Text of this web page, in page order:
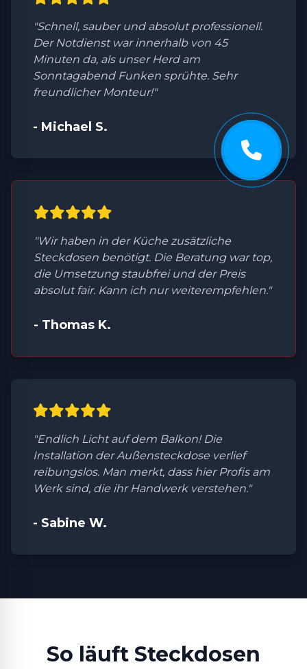
"Schnell, sauber und absolut professionell.
Der Notdienst war innerhalb von 45
Minuten da, als unser Herd am
Sonntagabend Funken sprühte. Sehr
freundlicher Monteur!"
- Michael S.
"Wir haben in der Küche zusätzliche
Steckdosen benötigt. Die Beratung war top,
die Umsetzung staubfrei und der Preis
absolut fair. Kann ich nur weiterempfehlen."
- Thomas K.
"Endlich Licht auf dem Balkon! Die
Installation der Außensteckdose verlief
reibungslos. Man merkt, dass hier Profis am
Werk sind, die ihr Handwerk verstehen."
- Sabine W.
So läuft Steckdosen